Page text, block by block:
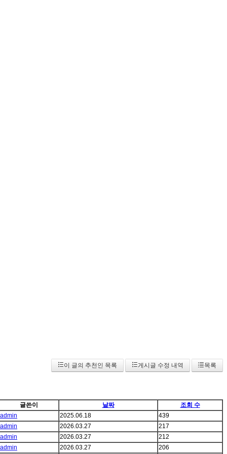
이 글의 추천인 목록 게시글 수정 내역 목록
글쓴이 날짜
조회 수
admin
2025.06.18
439
admin
2026.03.27
217
admin
2026.03.27
212
admin
2026.03.27 206